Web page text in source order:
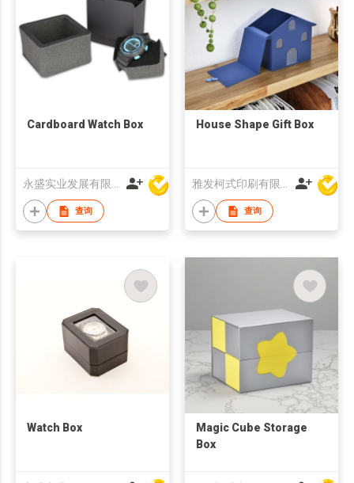
Cardboard Watch Box
永盛实业发展有限公司
查询
House Shape Gift Box
雅发柯式印刷有限公司
查询
Watch Box
Magic Cube Storage
Box